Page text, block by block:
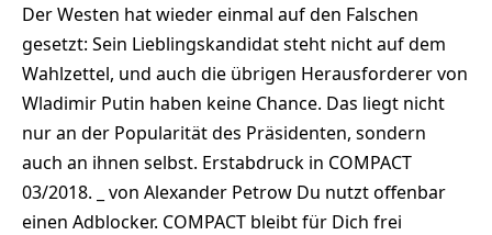
Der Westen hat wieder einmal auf den Falschen
gesetzt: Sein Lieblingskandidat steht nicht auf dem
Wahlzettel, und auch die übrigen Herausforderer von
Wladimir Putin haben keine Chance. Das liegt nicht
nur an der Popularität des Präsidenten, sondern
auch an ihnen selbst. Erstabdruck in COMPACT
03/2018. _ von Alexander Petrow Du nutzt offenbar
einen Adblocker. COMPACT bleibt für Dich frei